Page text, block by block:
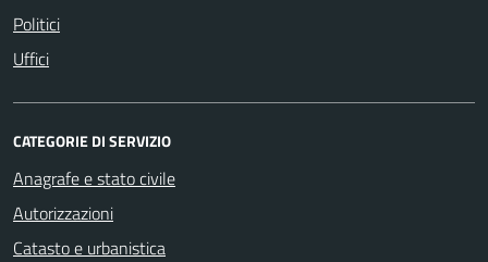
Politici
Uffici
CATEGORIE DI SERVIZIO
Anagrafe e stato civile
Autorizzazioni
Catasto e urbanistica